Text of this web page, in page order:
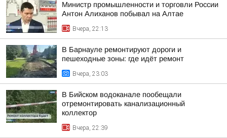
Министр промышленности и торговли России
Антон Алиханов побывал на Алтае
Вчера, 22:13
В Барнауле ремонтируют дороги и
пешеходные зоны: где идёт ремонт
Вчера, 23:03
В Бийском водоканале пообещали
отремонтировать канализационный
коллектор
Вчера, 22:39